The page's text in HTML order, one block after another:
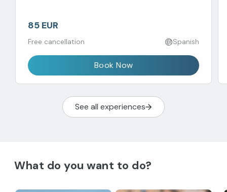
85 EUR
Free cancellation Spanish
Book Now
See all experiences
What do you want to do?